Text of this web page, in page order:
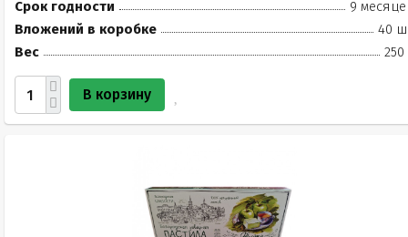
Срок годности
9
Вложений в коробке
40
Вес
250
В корзину